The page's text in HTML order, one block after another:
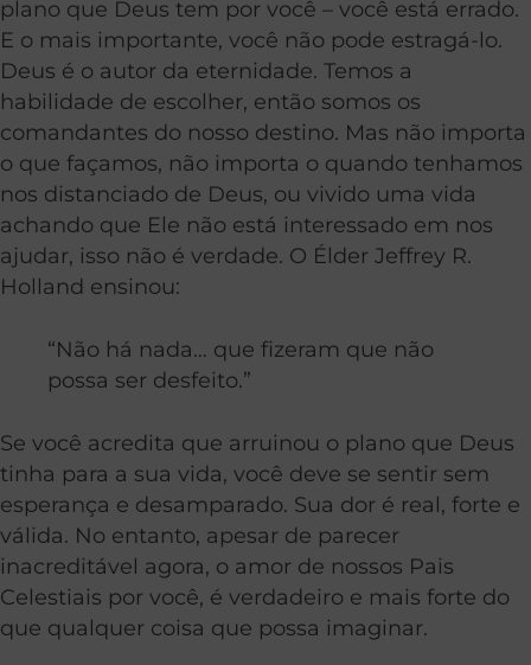
plano que Deus tem por você – você está errado.
E o mais importante, você não pode estragá-lo.
Deus é o autor da eternidade. Temos a
habilidade de escolher, então somos os
comandantes do nosso destino. Mas não importa
o que façamos, não importa o quando tenhamos
nos distanciado de Deus, ou vivido uma vida
achando que Ele não está interessado em nos
ajudar, isso não é verdade. O Élder Jeffrey R.
Holland ensinou:
“Não há nada… que fizeram que não
possa ser desfeito.”
Se você acredita que arruinou o plano que Deus
tinha para a sua vida, você deve se sentir sem
esperança e desamparado. Sua dor é real, forte e
válida. No entanto, apesar de parecer
inacreditável agora, o amor de nossos Pais
Celestiais por você, é verdadeiro e mais forte do
que qualquer coisa que possa imaginar.